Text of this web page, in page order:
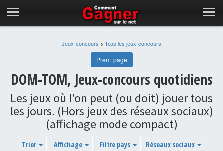
Jeux-concours > Tous les jeux-concours
Prem. page
DOM-TOM, Jeux-concours quotidiens
Les jeux où l'on peut (ou doit) jouer tous
les jours. (Hors jeux des réseaux sociaux)
(affichage mode compact)
Trier Affichage Filtre pays
Réseaux sociaux